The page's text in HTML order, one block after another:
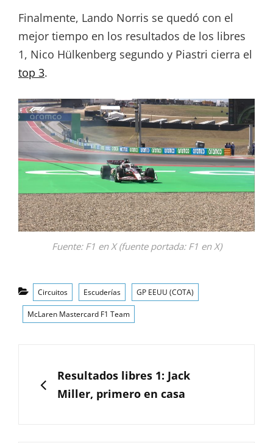
Finalmente, Lando Norris se quedó con el
mejor tiempo en los resultados de los libres
1, Nico Hülkenberg segundo y Piastri cierra el
top 3.
Fuente: F1 en X (fuente portada: F1 en X)
Categorías
Circuitos Escuderías GP EEUU (COTA)
McLaren Mastercard F1 Team
entradas
ANTERIOR
Resultados libres 1: Jack
Miller, primero en casa